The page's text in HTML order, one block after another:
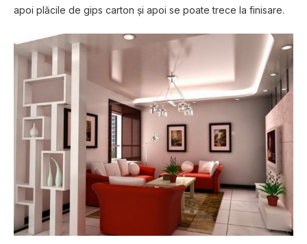
apoi plăcile de gips carton şi apoi se poate trece la finisare.